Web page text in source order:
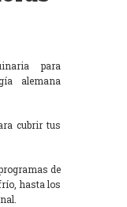
para
alemana
cubrir tus
de
hasta los